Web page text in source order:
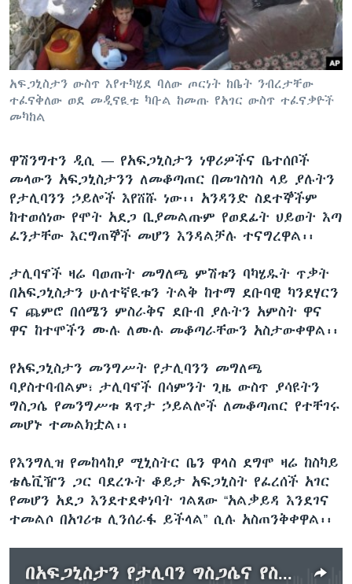
ቋንቋዎች
አፍጋኒስታን ውስጥ እየተካሄደ ባለው ጦርነት ከቤት ንብረታቸው
ተፈናቅለው ወደ መዲናዪቱ ካቡል ከመጡ የአገር ውስጥ ተፈናቃዮች
መካከል
ዋሽንግተን ዲሲ — የአፍጋኒስታን ነዋሪዎችና ቤተሰቦች
መላውን አፍጋኒስታንን ለመቆጣጠር በመገስገስ ላይ ያሉትን
የታሊባንን ኃይሎች እየሸሹ ነው፡፡ አንዳንድ ስደተኞችም
ከተወሰነው የሞት አደጋ ቢያመልጡም የወደፊት ህይወት እጣ
ፈንታቸው እርግጠኞች መሆን እንዳልቻሉ ተናግረዋል፡፡
ታሊባኖች ዛሬ ባወጡት መግለጫ ምሽቱን ባካሄዱት ጥቃት
በአፍጋኒስታን ሁለተኛዪቱን ትልቅ ከተማ ደቡባዊ ካንደሃርን
ና ጨምሮ በሰሜን ምስራቅና ደቡብ ያሉትን አምስት ዋና
ዋና ከተሞችን ሙሉ ለሙሉ መቆጣራቸውን አስታውቀዋል፡፡
የአፍጋኒስታን መንግሥት የታሊባንን መግለጫ
ባያስተባብልም፣ ታሊባኖች በሳምንት ጊዜ ውስጥ ያሳዩትን
ግስጋሴ የመንግሥቱ ጸጥታ ኃይልሎች ለመቆጣጠር የተቸገሩ
መሆኑ ተመልክቷል፡፡
የእንግሊዝ የመከላከያ ሚኒስትር ቤን ዋላስ ደግሞ ዛሬ ከስካይ
ቴሌቪዥን ጋር ባደረጉት ቆይታ አፍጋኒስት የፈረሰች አገር
የመሆን አደጋ እንደተደቀነባት ገልጸው “አልቃይዳ እንደገና
ተመልሶ በአገሪቱ ሊንሰራፋ ይችላል” ሲሉ አስጠንቅቀዋል፡፡
በአፍጋኒስታን የታሊባን ግስጋሴና የስደተኞች እጣ